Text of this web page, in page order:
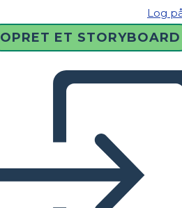
Log
OPRET ET STORYBOARD